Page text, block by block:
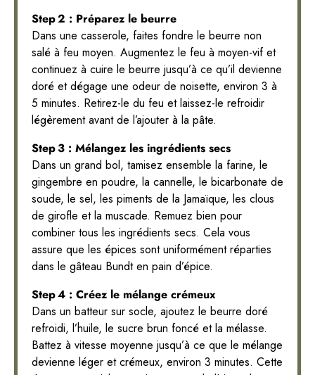
Step 2 : Préparez le beurre
Dans une casserole, faites fondre le beurre non
salé à feu moyen. Augmentez le feu à moyen-vif et
continuez à cuire le beurre jusqu’à ce qu’il devienne
doré et dégage une odeur de noisette, environ 3 à
5 minutes. Retirez-le du feu et laissez-le refroidir
légèrement avant de l’ajouter à la pâte.
Step 3 : Mélangez les ingrédients secs
Dans un grand bol, tamisez ensemble la farine, le
gingembre en poudre, la cannelle, le bicarbonate de
soude, le sel, les piments de la Jamaïque, les clous
de girofle et la muscade. Remuez bien pour
combiner tous les ingrédients secs. Cela vous
assure que les épices sont uniformément réparties
dans le gâteau Bundt en pain d’épice.
Step 4 : Créez le mélange crémeux
Dans un batteur sur socle, ajoutez le beurre doré
refroidi, l’huile, le sucre brun foncé et la mélasse.
Battez à vitesse moyenne jusqu’à ce que le mélange
devienne léger et crémeux, environ 3 minutes. Cette